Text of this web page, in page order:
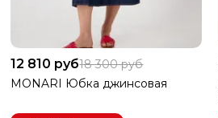
12 810 руб18 300 руб
MONARI Юбка джинсовая